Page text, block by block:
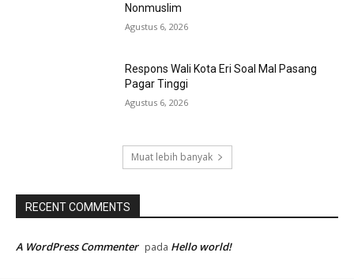
Nonmuslim
Agustus 6, 2026
Respons Wali Kota Eri Soal Mal Pasang
Pagar Tinggi
Agustus 6, 2026
Muat lebih banyak
RECENT COMMENTS
A WordPress Commenter pada Hello world!